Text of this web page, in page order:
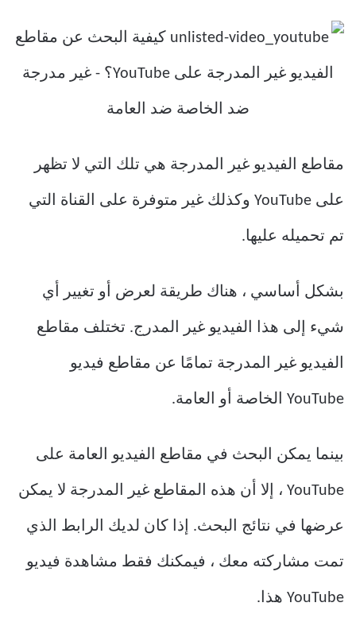
مقاطع الفيديو غير المدرجة هي تلك التي لا تظهر
على YouTube وكذلك غير متوفرة على القناة التي
تم تحميله عليها.
بشكل أساسي ، هناك طريقة لعرض أو تغيير أي
شيء إلى هذا الفيديو غير المدرج. تختلف مقاطع
الفيديو غير المدرجة تمامًا عن مقاطع فيديو
YouTube الخاصة أو العامة.
بينما يمكن البحث في مقاطع الفيديو العامة على
YouTube ، إلا أن هذه المقاطع غير المدرجة لا يمكن
عرضها في نتائج البحث. إذا كان لديك الرابط الذي
تمت مشاركته معك ، فيمكنك فقط مشاهدة فيديو
YouTube هذا.